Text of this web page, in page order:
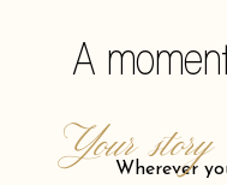
A
is
Wherever
Your story